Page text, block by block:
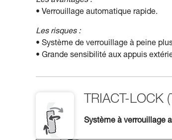
• Verrouillage automatique rapide.
Les risques :
• Système de verrouillage à peine
• Grande sensibilité aux appuis
TRIACT-LOCK
Système à verrouillage